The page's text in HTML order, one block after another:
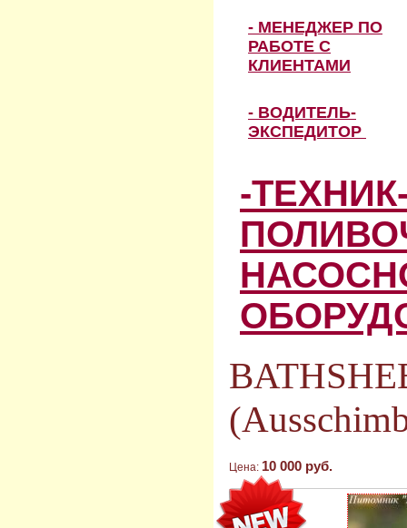
- МЕНЕДЖЕР ПО
РАБОТЕ С
КЛИЕНТАМИ
- ВОДИТЕЛЬ-
ЭКСПЕДИТОР
-
Цена: 10 000 руб.